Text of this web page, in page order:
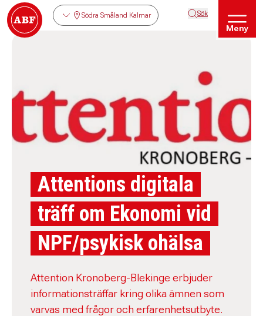
Södra Småland Kalmar Sök
Meny
Attentions digitala
träff om Ekonomi vid
NPF/psykisk ohälsa
Attention Kronoberg-Blekinge erbjuder
informationsträffar kring olika ämnen som
varvas med frågor och erfarenhetsutbyte.